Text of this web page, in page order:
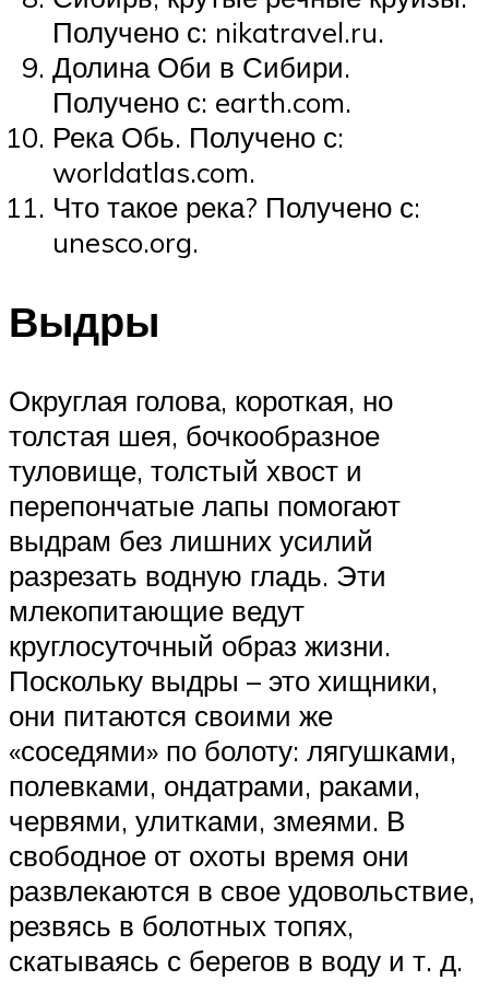
Получено с: nikatravel.ru.
Долина Оби в Сибири.
Получено с: earth.com.
Река Обь. Получено с:
worldatlas.com.
Что такое река? Получено с:
unesco.org.
Выдры
Округлая голова, короткая, но
толстая шея, бочкообразное
туловище, толстый хвост и
перепончатые лапы помогают
выдрам без лишних усилий
разрезать водную гладь. Эти
млекопитающие ведут
круглосуточный образ жизни.
Поскольку выдры – это хищники,
они питаются своими же
«соседями» по болоту: лягушками,
полевками, ондатрами, раками,
червями, улитками, змеями. В
свободное от охоты время они
развлекаются в свое удовольствие,
резвясь в болотных топях,
скатываясь с берегов в воду и т. д.